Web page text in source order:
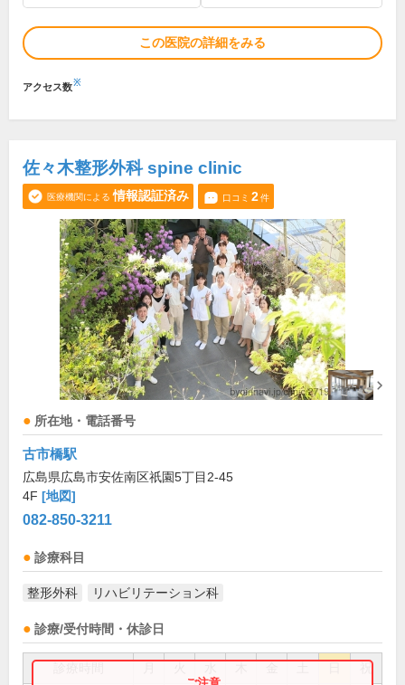
この医院の詳細をみる
アクセス数※
佐々木整形外科 spine clinic
医療機関による 情報認証済み 口コミ 2件
所在地・電話番号
古市橋駅
広島県広島市安佐南区祇園5丁目2-45
4F [地図]
082-850-3211
診療科目
整形外科 リハビリテーション科
診療/受付時間・休診日
祝